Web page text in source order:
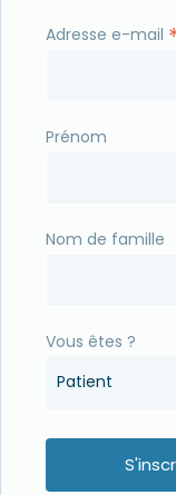
Adresse e-mail
Prénom
Nom de famille
Vous êtes ?
Patient